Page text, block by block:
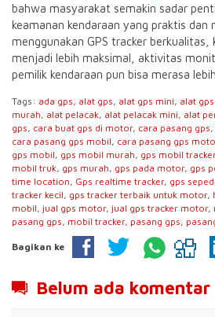
bahwa masyarakat semakin sadar
keamanan kendaraan yang praktis dan
menggunakan GPS tracker berkualitas,
menjadi lebih maksimal, aktivitas
pemilik kendaraan pun bisa merasa
Tags: ada gps, alat gps, alat gps mini, alat
murah, alat pelacak, alat pelacak mini, alat
gps, cara buat gps di motor, cara pasang gps,
cara pasang gps mobil, cara pasang gps
gps mobil, gps mobil murah, gps mobil tracker
mobil truk, gps murah, gps pada motor, gps
time location, Gps realtime tracker, gps
tracker kecil, gps tracker terbaik untuk motor,
mobil, jual gps motor, jual gps tracker motor,
pasang gps, mobil tracker, pasang gps,
Bagikan ke
Belum ada komentar